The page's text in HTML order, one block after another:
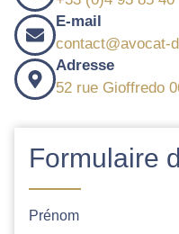
E-mail
contact@avocat-
Adresse
52 rue Gioffredo
Formulaire
Prénom